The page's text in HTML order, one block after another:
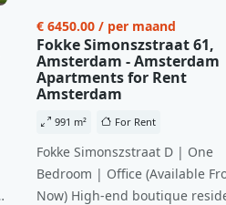
€ 6450.00 / per maand
Fokke Simonszstraat 61,
Amsterdam - Amsterdam
Apartments for Rent
Amsterdam
991 m² For Rent
Fokke Simonszstraat D | One
Bedroom | Office (Available
Now) High-end boutique